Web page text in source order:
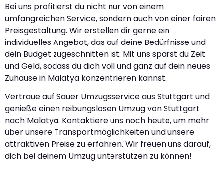
Bei uns profitierst du nicht nur von einem
umfangreichen Service, sondern auch von einer fairen
Preisgestaltung. Wir erstellen dir gerne ein
individuelles Angebot, das auf deine Bedürfnisse und
dein Budget zugeschnitten ist. Mit uns sparst du Zeit
und Geld, sodass du dich voll und ganz auf dein neues
Zuhause in Malatya konzentrieren kannst.
Vertraue auf Sauer Umzugsservice aus Stuttgart und
genieße einen reibungslosen Umzug von Stuttgart
nach Malatya. Kontaktiere uns noch heute, um mehr
über unsere Transportmöglichkeiten und unsere
attraktiven Preise zu erfahren. Wir freuen uns darauf,
dich bei deinem Umzug unterstützen zu können!